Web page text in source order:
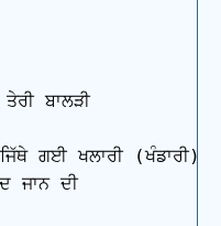
ਬਾਲੜੀ
ਗਈ ਖਲਾਰੀ (ਖੰਡਾਰੀ)
ਜਾਨ ਦੀ